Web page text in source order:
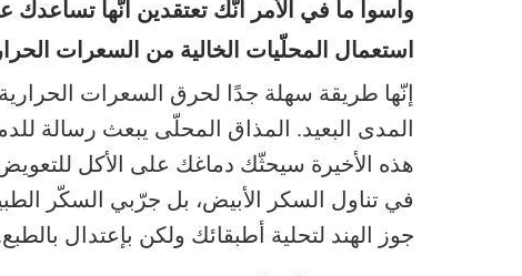
وأسوأ ما في الأمر أنّك تعتقدين أنّها
استعمال المحلّيات الخالية من السعرات
إنّها طريقة سهلة جدًا لحرق السعرات
المدى البعيد. المذاق المحلّى يبعث رسالة
هذه الأخيرة سيحثّك دماغك على الأكل
في تناول السكر الأبيض، بل جرّبي السكّر
جوز الهند لتحلية أطبقائك ولكن بإعتدال